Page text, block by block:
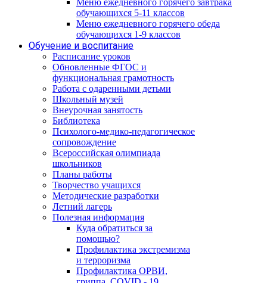
Меню ежедневного горячего завтрака
обучающихся 5-11 классов
Меню ежедневного горячего обеда
обучающихся 1-9 классов
Обучение и воспитание
Расписание уроков
Обновленные ФГОС и
функциональная грамотность
Работа с одаренными детьми
Школьный музей
Внеурочная занятость
Библиотека
Психолого-медико-педагогическое
сопровождение
Всероссийская олимпиада
школьников
Планы работы
Творчество учащихся
Методические разработки
Летний лагерь
Полезная информация
Куда обратиться за
помощью?
Профилактика экстремизма
и терроризма
Профилактика ОРВИ,